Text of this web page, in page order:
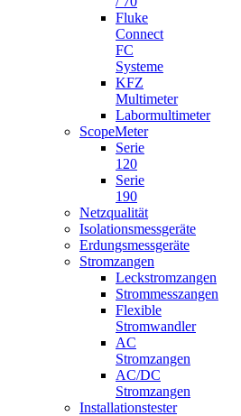
Fluke
Connect
FC
Systeme
KFZ
Multimeter
Labormultimeter
ScopeMeter
Serie
120
Serie
190
Netzqualität
Isolationsmessgeräte
Erdungsmessgeräte
Stromzangen
Leckstromzangen
Strommesszangen
Flexible
Stromwandler
AC
Stromzangen
AC/DC
Stromzangen
Installationstester